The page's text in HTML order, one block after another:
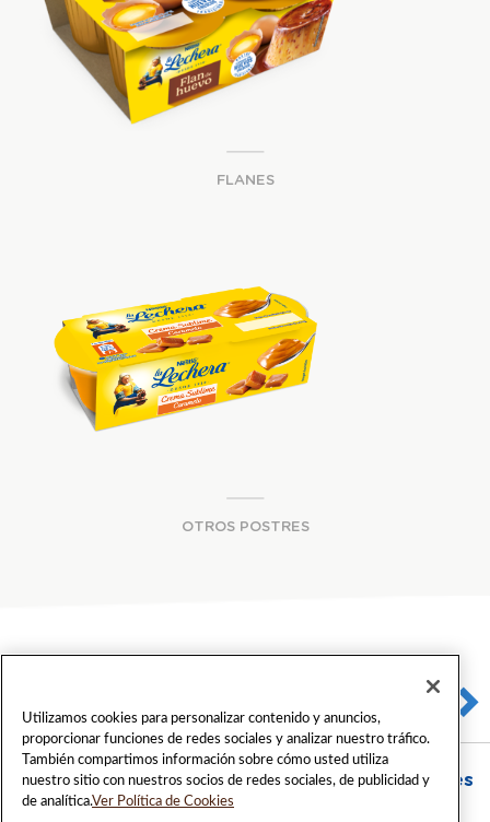
FLANES
OTROS POSTRES
Comparte Yogures Nestlé en las redes sociales
Utilizamos cookies para personalizar contenido y anuncios,
proporcionar funciones de redes sociales y analizar nuestro tráfico.
También compartimos información sobre cómo usted utiliza
nuestro sitio con nuestros socios de redes sociales, de publicidad y
de analítica.Ver Política de Cookies